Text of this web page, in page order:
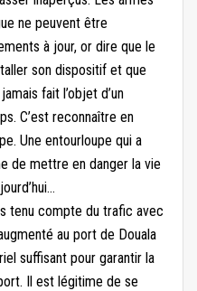
ne peuvent être
à jour, or dire que le
son dispositif et que
fait l’objet d’un
C’est reconnaître en
Une entourloupe qui a
de mettre en danger la vie
tenu compte du trafic avec
au port de Douala
suffisant pour garantir la
Il est légitime de se